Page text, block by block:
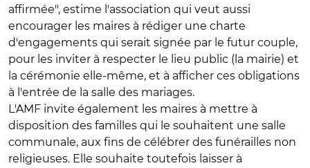
affirmée", estime l'association qui veut aussi
encourager les maires à rédiger une charte
d'engagements qui serait signée par le futur couple,
pour les inviter à respecter le lieu public (la mairie) et
la cérémonie elle-même, et à afficher ces obligations
à l'entrée de la salle des mariages.
L'AMF invite également les maires à mettre à
disposition des familles qui le souhaitent une salle
communale, aux fins de célébrer des funérailles non
religieuses. Elle souhaite toutefois laisser à